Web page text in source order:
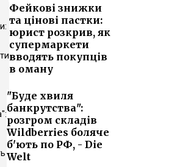
Фейкові знижки
та цінові пастки:
юрист розкрив, як
супермаркети
вводять покупців
в оману
"Буде хвиля
банкрутства":
розгром складів
Wildberries боляче
б'ють по РФ, - Die
Welt